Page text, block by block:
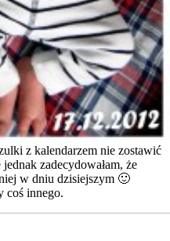
z kalendarzem nie zostawić
zadecydowałam, że
w dniu dzisiejszym 🙂
coś innego.